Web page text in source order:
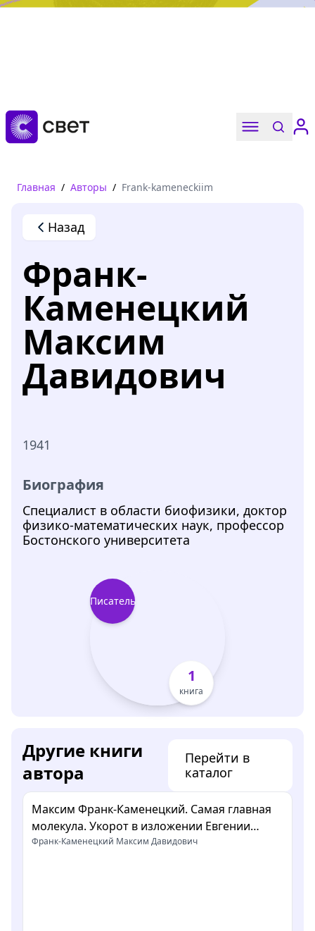
Дружба, любовь, взросление
Читать
Главная / Авторы / Frank-kameneckiim
Назад
Франк-
Каменецкий
Максим
Давидович
1941
Биография
Cпециалист в области биофизики, доктор
физико-математических наук, профессор
Бостонского университета
Писатель
1
книга
Другие книги
автора
Перейти в
каталог
Максим Франк-Каменецкий. Самая главная
молекула. Укорот в изложении Евгении
Воробьевой
Франк-Каменецкий Максим Давидович